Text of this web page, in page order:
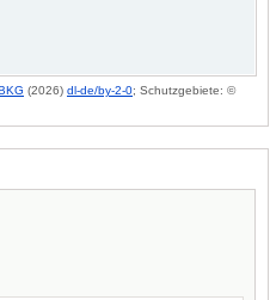
(2026) dl-de/by-2-0; Schutzgebiete: ©